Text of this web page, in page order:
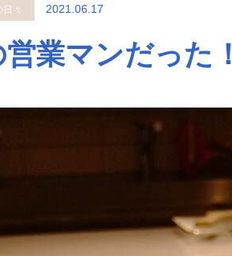
々 2021.06.17
業マンだった！